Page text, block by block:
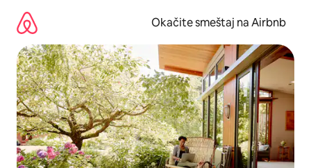
sadržaj
Okačite smeštaj na Airbnb